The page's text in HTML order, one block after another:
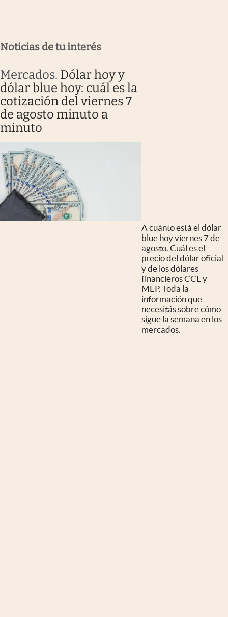
Noticias de tu interés
Mercados. Dólar hoy y
dólar blue hoy: cuál es la
cotización del viernes 7
de agosto minuto a
minuto
A cuánto está el dólar
blue hoy viernes 7 de
agosto. Cuál es el
precio del dólar oficial
y de los dólares
financieros CCL y
MEP. Toda la
información que
necesitás sobre cómo
sigue la semana en los
mercados.